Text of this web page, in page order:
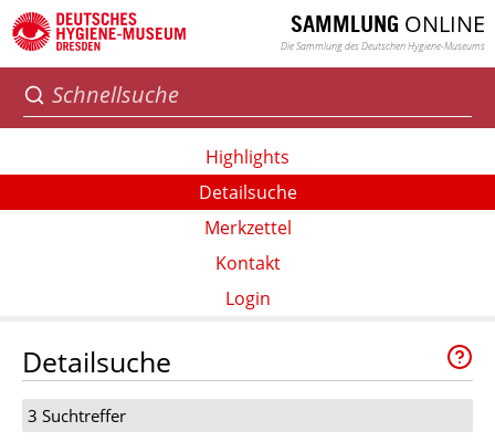
SAMMLUNG ONLINE
Die Sammlung des Deutschen Hygiene-Museums
Highlights
Detailsuche
Merkzettel
Kontakt
Login
Detailsuche
3 Suchtreffer